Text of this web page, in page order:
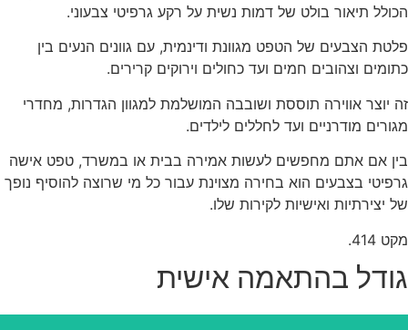
תיאור בולט של דמות נשית על רקע גרפיטי צבעוני.
הצבעים של הטפט מגוונת ודינמית, עם גוונים הנעים בין
וצהובים חמים ועד כחולים וירוקים קרירים.
יוצר אווירה תוססת ושובבה המושלמת למגוון הגדרות, מחדרי
מודרניים ועד לחללים לילדים.
אם אתם מחפשים לעשות אמירה בבית או במשרד, טפט אישה
בצבעים הוא בחירה מצוינת עבור כל מי שרוצה להוסיף נופך
יצירתיות ואישיות לקירות שלו.
414.
בהתאמה אישית